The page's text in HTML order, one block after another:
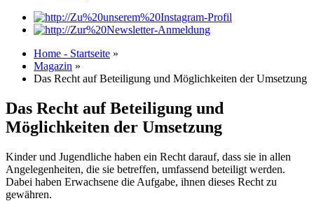
Home - Startseite »
Magazin »
Das Recht auf Beteiligung und Möglichkeiten der Umsetzung
Das Recht auf Beteiligung und
Möglichkeiten der Umsetzung
Kinder und Jugendliche haben ein Recht darauf, dass sie in allen
Angelegenheiten, die sie betreffen, umfassend beteiligt werden.
Dabei haben Erwachsene die Aufgabe, ihnen dieses Recht zu
gewähren.